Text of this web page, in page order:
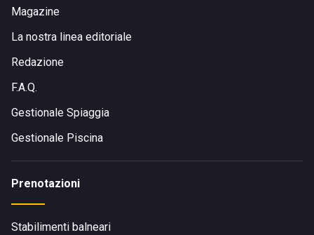
Magazine
La nostra linea editoriale
Redazione
F.A.Q.
Gestionale Spiaggia
Gestionale Piscina
Prenotazioni
Stabilimenti balneari